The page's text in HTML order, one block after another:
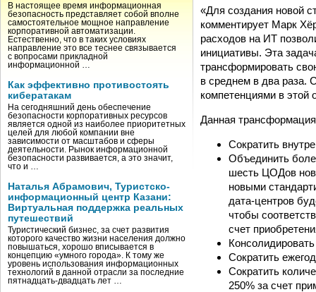
В настоящее время информационная
безопасность представляет собой вполне
самостоятельное мощное направление
корпоративной автоматизации.
Естественно, что в таких условиях
направление это все теснее связывается
с вопросами прикладной
информационной …
Как эффективно противостоять
кибератакам
На сегодняшний день обеспечение
безопасности корпоративных ресурсов
является одной из наиболее приоритетных
целей для любой компании вне
зависимости от масштабов и сферы
деятельности. Рынок информационной
безопасности развивается, а это значит,
что и …
Наталья Абрамович, Туристско-
информационный центр Казани:
Виртуальная поддержка реальных
путешествий
Туристический бизнес, за счет развития
которого качество жизни населения должно
повышаться, хорошо вписывается в
концепцию «умного города». К тому же
уровень использования информационных
технологий в данной отрасли за последние
пятнадцать-двадцать лет …
«Для создания новой
комментирует Марк
расходов на ИТ
инициативы. Эта
трансформировать
в среднем в два раза.
компетенциями в этой
Данная
Сократить
Объединить
шесть ЦОДов
новыми
дата-центров
чтобы
счет
Сократить
Сократить
250% за счет